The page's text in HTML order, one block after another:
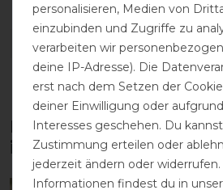
DETAILS ZUR
Diese Produkte
interessieren
personalisieren, Medien von
einzubinden und Zugriffe zu
verarbeiten wir
deine IP-Adresse). Die
erst nach dem Setzen der
deiner Einwilligung oder
Interesses geschehen. Du
Zustimmung erteilen oder
jederzeit ändern oder
Informationen findest du in